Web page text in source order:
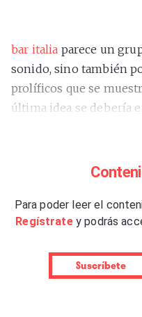
bar italia parece un
sonido, sino también
prolíficos que se
última idea se debería
publicar dos álbumes
portada juegan
que se trata de una
Sí y no. Al parecer, no
Para poder leer el
Regístrate y podrás
Suscríbete